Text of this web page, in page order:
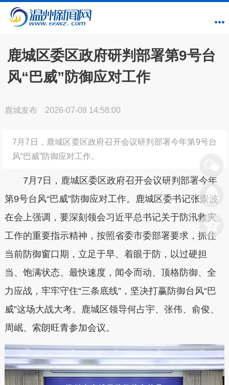
鹿城区委区政府研判部署第9号台
风“巴威”防御应对工作
鹿城发布 2026-07-08 14:58:00
7月7日，鹿城区委区政府召开会议研判部署今年第9号台
风“巴威”防御应对工作。
7月7日，鹿城区委区政府召开会议研判部署今年
第9号台风“巴威”防御应对工作。鹿城区委书记张崇波
在会上强调，要深刻领会习近平总书记关于防汛救灾
工作的重要指示精神，按照省委市委部署要求，抓住
当前防御窗口期，立足于早、着眼于防，以过硬担
当、饱满状态、最快速度，闻令而动、顶格防御、全
力应战，牢牢守住“三条底线”，坚决打赢防御台风“巴
威”这场大战大考。鹿城区领导何占宇、张伟、 俞俊、
周岷、 索朗旺青参加会议。